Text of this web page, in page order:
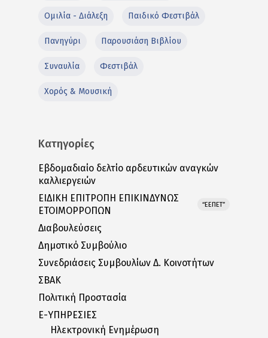
Ομιλία - Διάλεξη Παιδικό Φεστιβάλ
Πανηγύρι Παρουσιάση Βιβλίου
Συναυλία Φεστιβάλ
Χορός & Μουσική
Κατηγορίες
Εβδομαδιαίο δελτίο αρδευτικών αναγκών
καλλιεργειών
ΕΙΔΙΚΗ ΕΠΙΤΡΟΠΗ ΕΠΙΚΙΝΔΥΝΩΣ
ΕΤΟΙΜΟΡΡΟΠΩΝ
“ΕΕΠΕΤ”
Διαβουλεύσεις
Δημοτικό Συμβούλιο
Συνεδριάσεις Συμβουλίων Δ. Κοινοτήτων
ΣΒΑΚ
Πολιτική Προστασία
E-ΥΠΗΡΕΣΙΕΣ
Ηλεκτρονική Ενημέρωση